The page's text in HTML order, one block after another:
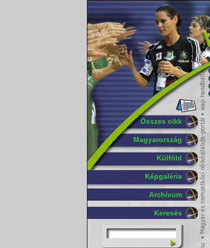
Összes cikk
Magyarország
Külföld
Képgaléria
Archívum
Keresés